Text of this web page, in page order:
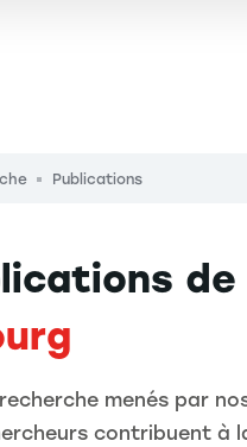
Publications
de
menés par
contribuent à